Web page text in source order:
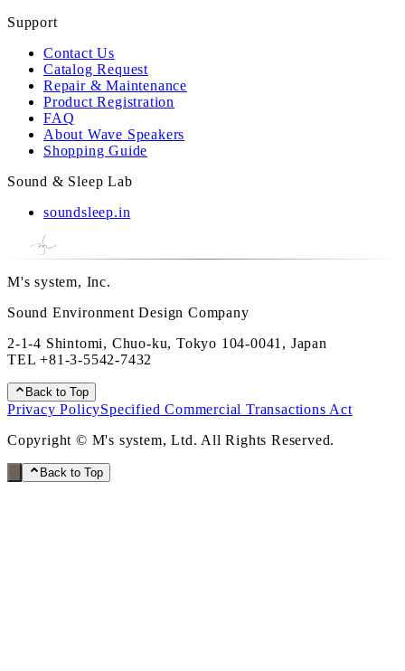
Support
Contact Us
Catalog Request
Repair & Maintenance
Product Registration
FAQ
About Wave Speakers
Shopping Guide
Sound & Sleep Lab
soundsleep.in
M's system, Inc.
Sound Environment Design Company
2-1-4 Shintomi, Chuo-ku, Tokyo 104-0041, Japan
TEL+81-3-5542-7432
Back to Top
Privacy PolicySpecified Commercial Transactions Act
Copyright © M's system, Ltd. All Rights Reserved.
Back to Top